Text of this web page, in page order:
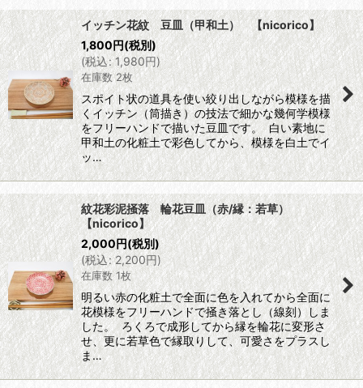
イッチン花紋 豆皿（甲和土） 【nicorico】
1,800円(税別)
(税込: 1,980円)
在庫数 2枚
スポイト状の道具を使い絞り出しながら模様を描
くイッチン（筒描き）の技法で細かな幾何学模様
をフリーハンドで描いた豆皿です。 白い素地に
甲和土の化粧土で彩色してから、模様を白土でイ
ッ…
紋花彩泥掻落 輪花豆皿（赤/縁：若草）
【nicorico】
2,000円(税別)
(税込: 2,200円)
在庫数 1枚
明るい赤の化粧土で全面に色を入れてから全面に
花模様をフリーハンドで掻き落とし（線刻）しま
した。 ろくろで成形してから縁を輪花に変形さ
せ、更に若草色で縁取りして、可愛さをプラスし
ま…